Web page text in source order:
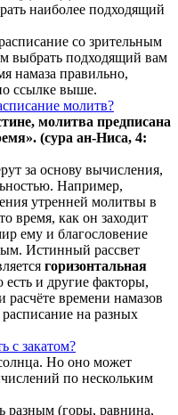
наиболее подходящий
со зрительным
выбрать подходящий вам
намаза правильно,
ссылке выше.
молитв?
молитва предписана
(сура ан-Ниса, 4:
за основу вычисления,
Например,
утренней молитвы в
время, как он заходит
ему и благословение
Истинный рассвет
горизонтальная
есть и другие факторы,
расчёте времени намазов
на разных
с закатом?
Но оно может
по нескольким
разным (горы, равнина,